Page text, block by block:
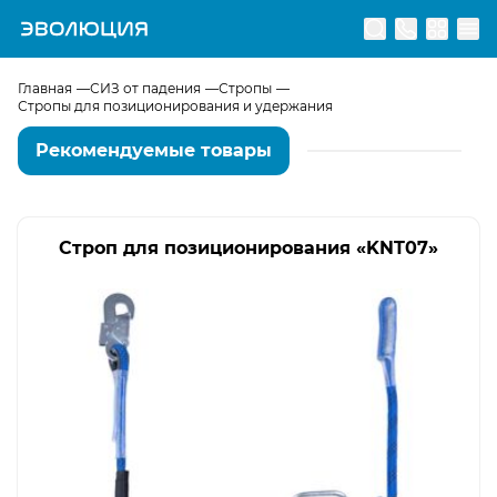
Перейти на главную страницу
Главная СИЗ от падения
Стропы
Стропы для позиционирования и удержания
Рекомендуемые товары
Строп для позиционирования «KNT07»